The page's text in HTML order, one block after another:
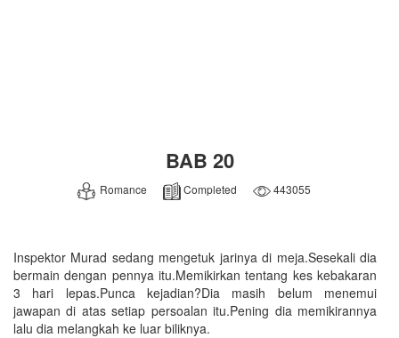
BAB 20
Romance Completed 443055
Inspektor Murad sedang mengetuk jarinya di meja.Sesekali dia
bermain dengan pennya itu.Memikirkan tentang kes kebakaran
3 hari lepas.Punca kejadian?Dia masih belum menemui
jawapan di atas setiap persoalan itu.Pening dia memikirannya
lalu dia melangkah ke luar biliknya.